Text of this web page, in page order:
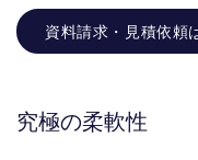
資料請求・見積依頼
究極の柔軟性